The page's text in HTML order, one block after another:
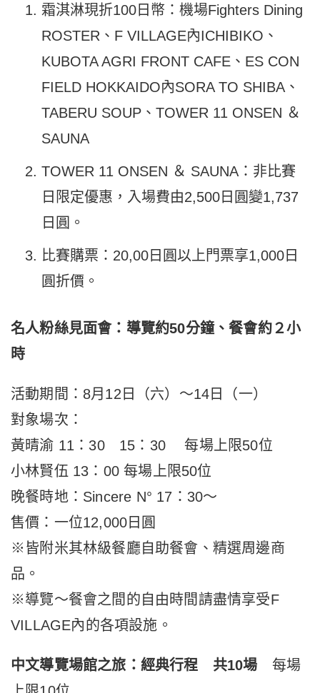
霜淇淋現折100日幣：機場Fighters Dining
ROSTER、F VILLAGE內ICHIBIKO、
KUBOTA AGRI FRONT CAFE、ES CON
FIELD HOKKAIDO內SORA TO SHIBA、
TABERU SOUP、TOWER 11 ONSEN ＆
SAUNA
TOWER 11 ONSEN ＆ SAUNA：非比賽
日限定優惠，入場費由2,500日圓變1,737
日圓。
比賽購票：20,00日圓以上門票享1,000日
圓折價。
名人粉絲見面會：導覽約50分鐘、餐會約２小
時
活動期間：8月12日 （六） ～14日 （一）
對象場次：
黃晴渝 11：30 15：30 每場上限50位
小林賢伍 13：00 每場上限50位
晚餐時地：Sincere N° 17：30～
售價：一位12,000日圓
※皆附米其林級餐廳自助餐會、精選周邊商
品。
※導覽～餐會之間的自由時間請盡情享受F
VILLAGE內的各項設施。
中文導覽場館之旅：經典行程 共10場 每場